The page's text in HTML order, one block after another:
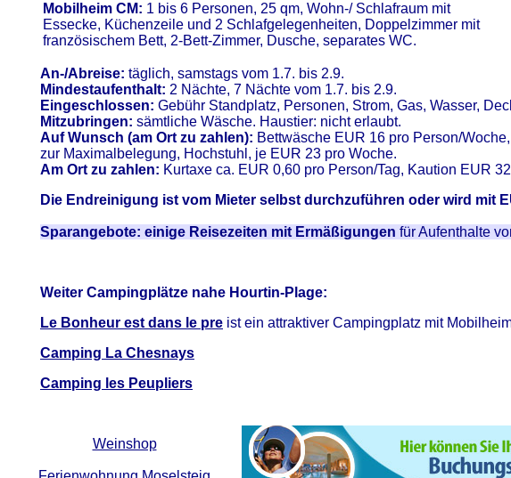
Mobilheim CM: 1 bis 6 Personen, 25 qm, Wohn-/ Schlafraum mit
Essecke, Küchenzeile und 2 Schlafgelegenheiten, Doppelzimmer mit
französischem Bett, 2-Bett-Zimmer, Dusche, separates WC.
An-/Abreise: täglich, samstags vom 1.7. bis 2.9.
Mindestaufenthalt: 2 Nächte, 7 Nächte vom 1.7. bis 2.9.
Eingeschlossen: Gebühr Standplatz, Personen, Strom, Gas, Wasser,
Mitzubringen: sämtliche Wäsche. Haustier: nicht erlaubt.
Auf Wunsch (am Ort zu zahlen): Bettwäsche EUR 16 pro Person/
zur Maximalbelegung, Hochstuhl, je EUR 23 pro Woche.
Am Ort zu zahlen: Kurtaxe ca. EUR 0,60 pro Person/Tag, Kaution EUR
Die Endreinigung ist vom Mieter selbst durchzuführen oder wird mit
Sparangebote: einige Reisezeiten mit Ermäßigungen für Aufenthalte
Weiter Campingplätze nahe Hourtin-Plage:
Le Bonheur est dans le pre ist ein attraktiver Campingplatz mit
Camping La Chesnays
Camping les Peupliers
Weinshop